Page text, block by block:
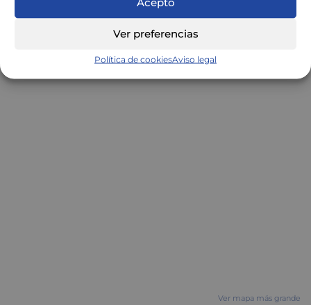
Ver preferencias
Política de cookiesAviso legal
Castillo, S.A.
Ver mapa más grande